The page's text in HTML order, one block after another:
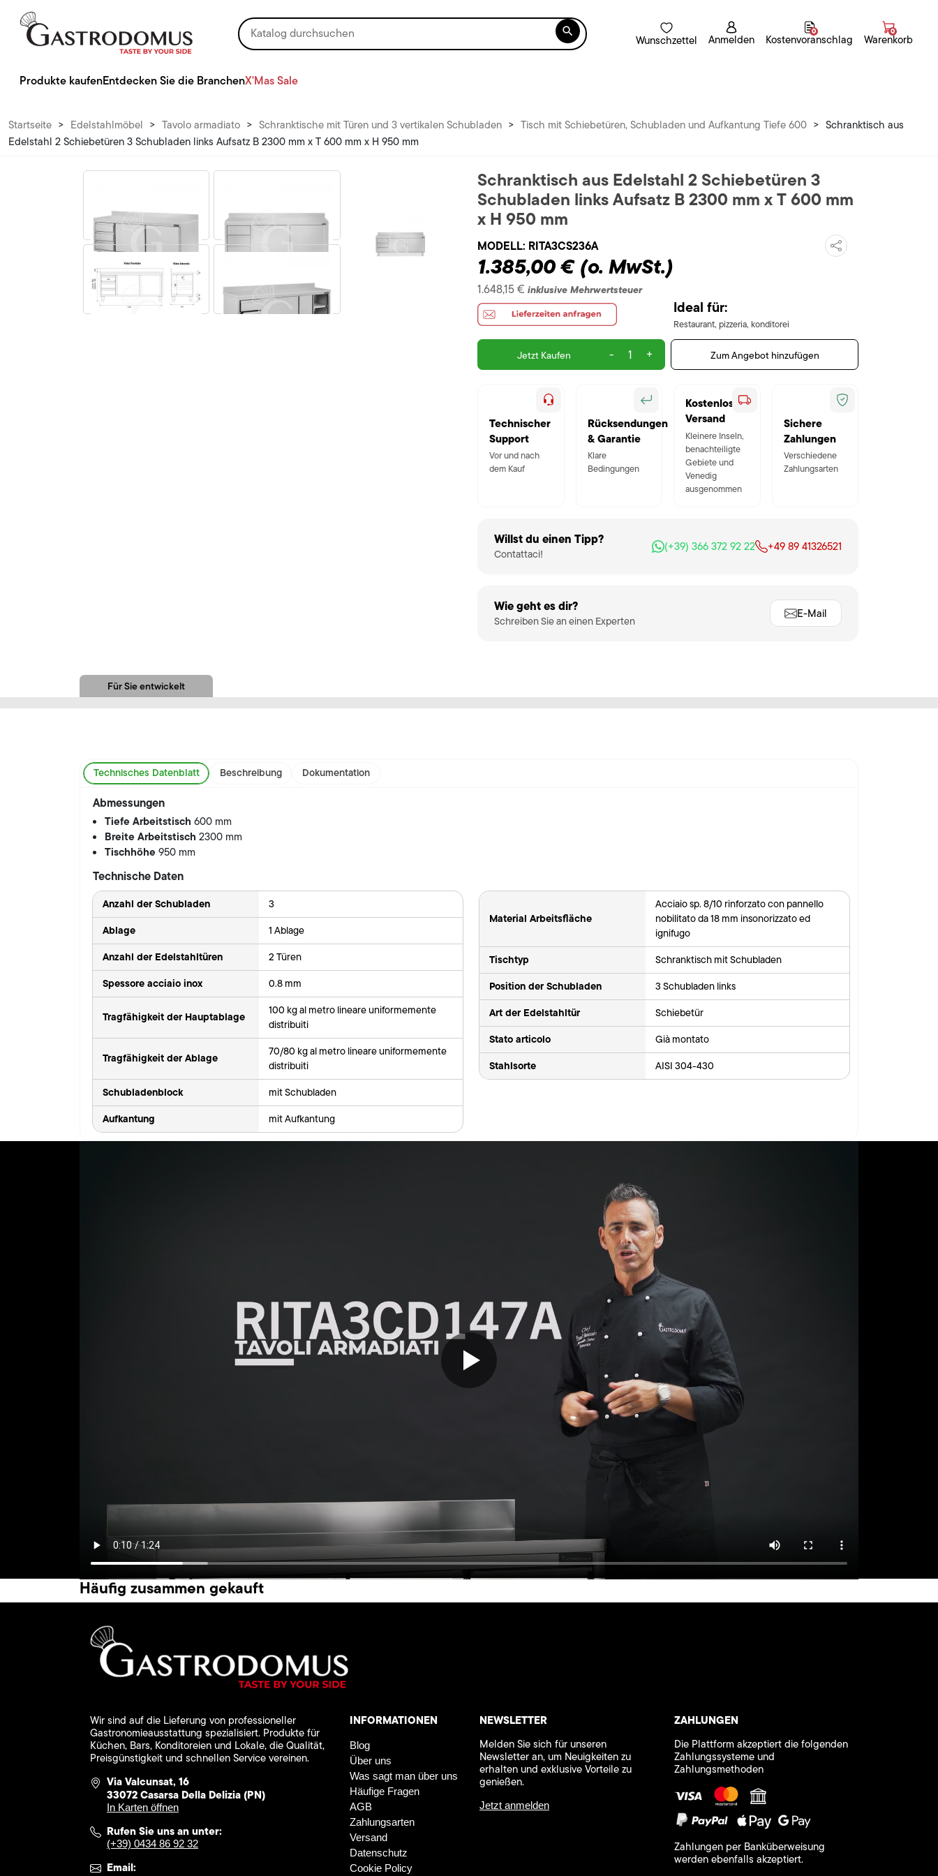

Wunschzettel Anmelden Kostenvoranschlag
0
Warenkorb
0
Produkte kaufenEntdecken Sie die BranchenX'Mas Sale
Startseite > Edelstahlmöbel > Tavolo armadiato > Schranktische mit Türen und 3 vertikalen Schubladen > Tisch mit Schiebetüren, Schubladen und Aufkantung Tiefe 600 > Schranktisch aus
Edelstahl 2 Schiebetüren 3 Schubladen links Aufsatz B 2300 mm x T 600 mm x H 950 mm
Schranktisch aus Edelstahl 2 Schiebetüren 3
Schubladen links Aufsatz B 2300 mm x T 600 mm
x H 950 mm
MODELL: RITA3CS236A
1.385,00 € (o. MwSt.)
1.648,15 € inklusive Mehrwertsteuer
Ideal für:
Restaurant, pizzeria, konditorei
Jetzt Kaufen - + Zum Angebot hinzufügen
Technischer
Support
Vor und nach
dem Kauf
Rücksendungen
& Garantie
Klare
Bedingungen
Kostenloser
Versand
Kleinere Inseln,
benachteiligte
Gebiete und
Venedig
ausgenommen
Sichere
Zahlungen
Verschiedene
Zahlungsarten
Willst du einen Tipp?
Contattaci!
(+39) 366 372 92 22 +49 89 41326521
Wie geht es dir?
Schreiben Sie an einen Experten
E-Mail
Für Sie entwickelt
Technisches Datenblatt Beschreibung Dokumentation
Abmessungen
Tiefe Arbeitstisch600 mm
Breite Arbeitstisch2300 mm
Tischhöhe950 mm
Technische Daten
Anzahl der Schubladen 3
Ablage 1 Ablage
Anzahl der Edelstahltüren 2 Türen
Spessore acciaio inox 0.8 mm
Tragfähigkeit der Hauptablage
100 kg al metro lineare uniformemente
distribuiti
Tragfähigkeit der Ablage
70/80 kg al metro lineare uniformemente
distribuiti
Schubladenblock mit Schubladen
Aufkantung mit Aufkantung
Material Arbeitsfläche
Acciaio sp. 8/10 rinforzato con pannello
nobilitato da 18 mm insonorizzato ed
ignifugo
Tischtyp Schranktisch mit Schubladen
Position der Schubladen 3 Schubladen links
Art der Edelstahltür Schiebetür
Stato articolo Già montato
Stahlsorte AISI 304-430
Häufig zusammen gekauft
Wir sind auf die Lieferung von professioneller
Gastronomieausstattung spezialisiert. Produkte für
Küchen, Bars, Konditoreien und Lokale, die Qualität,
Preisgünstigkeit und schnellen Service vereinen.
Via Valcunsat, 16
33072 Casarsa Della Delizia (PN)
In Karten öffnen
Rufen Sie uns an unter:
(+39) 0434 86 92 32
Email:
INFORMATIONEN
Blog
Über uns
Was sagt man über uns
Häufige Fragen
AGB
Zahlungsarten
Versand
Datenschutz
Cookie Policy
NEWSLETTER
Melden Sie sich für unseren
Newsletter an, um Neuigkeiten zu
erhalten und exklusive Vorteile zu
genießen.
Jetzt anmelden
ZAHLUNGEN
Die Plattform akzeptiert die folgenden
Zahlungssysteme und
Zahlungsmethoden
Zahlungen per Banküberweisung
werden ebenfalls akzeptiert.